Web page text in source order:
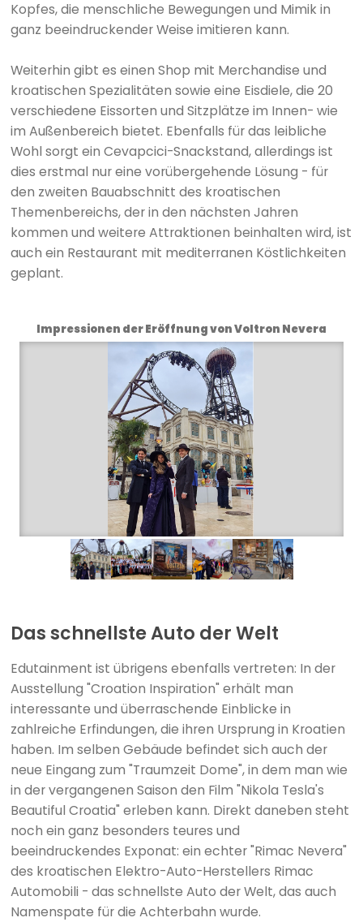
Kopfes, die menschliche Bewegungen und Mimik in
ganz beeindruckender Weise imitieren kann.
Weiterhin gibt es einen Shop mit Merchandise und
kroatischen Spezialitäten sowie eine Eisdiele, die 20
verschiedene Eissorten und Sitzplätze im Innen- wie
im Außenbereich bietet. Ebenfalls für das leibliche
Wohl sorgt ein Cevapcici-Snackstand, allerdings ist
dies erstmal nur eine vorübergehende Lösung - für
den zweiten Bauabschnitt des kroatischen
Themenbereichs, der in den nächsten Jahren
kommen und weitere Attraktionen beinhalten wird, ist
auch ein Restaurant mit mediterranen Köstlichkeiten
geplant.
Impressionen der Eröffnung von Voltron Nevera
Das schnellste Auto der Welt
Edutainment ist übrigens ebenfalls vertreten: In der
Ausstellung "Croation Inspiration" erhält man
interessante und überraschende Einblicke in
zahlreiche Erfindungen, die ihren Ursprung in Kroatien
haben. Im selben Gebäude befindet sich auch der
neue Eingang zum "Traumzeit Dome", in dem man wie
in der vergangenen Saison den Film "Nikola Tesla's
Beautiful Croatia" erleben kann. Direkt daneben steht
noch ein ganz besonders teures und
beeindruckendes Exponat: ein echter "Rimac Nevera"
des kroatischen Elektro-Auto-Herstellers Rimac
Automobili - das schnellste Auto der Welt, das auch
Namenspate für die Achterbahn wurde.